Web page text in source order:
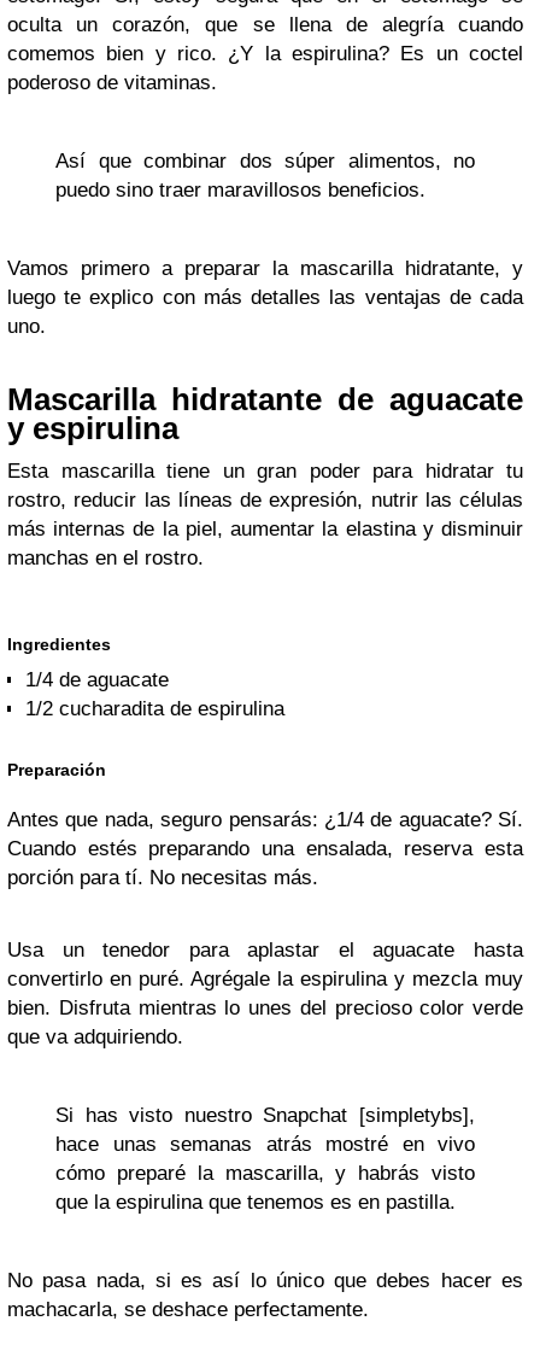
oculta un corazón, que se llena de alegría cuando
comemos bien y rico. ¿Y la espirulina? Es un coctel
poderoso de vitaminas.
Así que combinar dos súper alimentos, no
puedo sino traer maravillosos beneficios.
Vamos primero a preparar la mascarilla hidratante, y
luego te explico con más detalles las ventajas de cada
uno.
Mascarilla hidratante de aguacate
y espirulina
Esta mascarilla tiene un gran poder para hidratar tu
rostro, reducir las líneas de expresión, nutrir las células
más internas de la piel, aumentar la elastina y disminuir
manchas en el rostro.
Ingredientes
1/4 de aguacate
1/2 cucharadita de espirulina
Preparación
Antes que nada, seguro pensarás: ¿1/4 de aguacate? Sí.
Cuando estés preparando una ensalada, reserva esta
porción para tí. No necesitas más.
Usa un tenedor para aplastar el aguacate hasta
convertirlo en puré. Agrégale la espirulina y mezcla muy
bien. Disfruta mientras lo unes del precioso color verde
que va adquiriendo.
Si has visto nuestro Snapchat [simpletybs],
hace unas semanas atrás mostré en vivo
cómo preparé la mascarilla, y habrás visto
que la espirulina que tenemos es en pastilla.
No pasa nada, si es así lo único que debes hacer es
machacarla, se deshace perfectamente.